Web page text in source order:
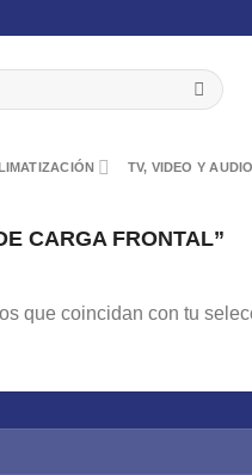
TV, VIDEO Y AUDIO
CARGA FRONTAL”
que coincidan con tu